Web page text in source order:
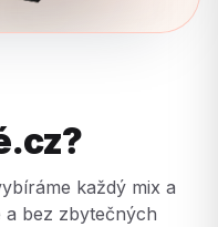
každý mix a
a bez zbytečných